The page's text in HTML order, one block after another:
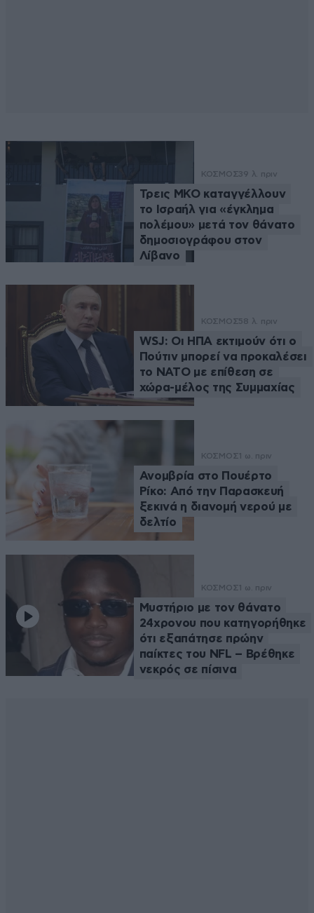
ΚΟΣΜΟΣ39 λ. πριν
Τρεις ΜΚΟ καταγγέλλουν
το Ισραήλ για «έγκλημα
πολέμου» μετά τον θάνατο
δημοσιογράφου στον
Λίβανο
ΚΟΣΜΟΣ58 λ. πριν
WSJ: Οι ΗΠΑ εκτιμούν ότι ο
Πούτιν μπορεί να προκαλέσει
το ΝΑΤΟ με επίθεση σε
χώρα-μέλος της Συμμαχίας
ΚΟΣΜΟΣ 1 ω. πριν
Ανομβρία στο Πουέρτο
Ρίκο: Από την Παρασκευή
ξεκινά η διανομή νερού με
δελτίο
ΚΟΣΜΟΣ 1 ω. πριν
Μυστήριο με τον θάνατο
24χρονου που κατηγορήθηκε
ότι εξαπάτησε πρώην
παίκτες του NFL – Βρέθηκε
νεκρός σε πίσινα